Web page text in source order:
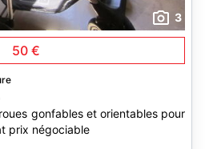
3
50 €
gonfables et orientables pour
prix négociable